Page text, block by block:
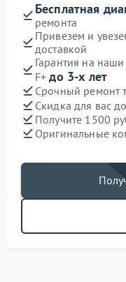
Бесплатная
ремонта
Привезем и
доставкой
Гарантия на
F+до 3-х лет
Срочный ремонт
Скидка для вас до
Получите 1500
Оригинальные